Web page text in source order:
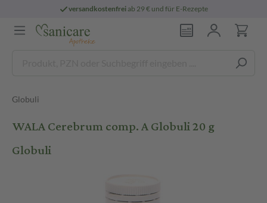
versandkostenfreiab 29 € und für E-Rezepte
Globuli
WALA Cerebrum comp. A Globuli 20 g
Globuli